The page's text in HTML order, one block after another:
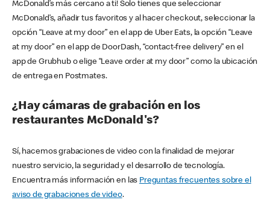
McDonald’s más cercano a ti! Solo tienes que seleccionar
McDonald’s, añadir tus favoritos y al hacer checkout, seleccionar la
opción “Leave at my door” en el app de Uber Eats, la opción “Leave
at my door” en el app de DoorDash, “contact-free delivery” en el
app de Grubhub o elige “Leave order at my door” como la ubicación
de entrega en Postmates.
¿Hay cámaras de grabación en los
restaurantes McDonald's?
Sí, hacemos grabaciones de video con la finalidad de mejorar
nuestro servicio, la seguridad y el desarrollo de tecnología.
Encuentra más información en las Preguntas frecuentes sobre el
aviso de grabaciones de video.